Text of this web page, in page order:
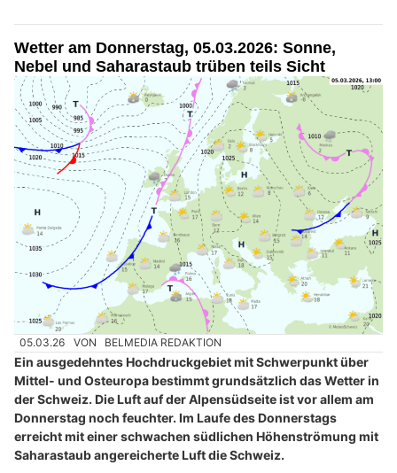
Wetter am Donnerstag, 05.03.2026: Sonne,
Nebel und Saharastaub trüben teils Sicht
05.03.26 VON BELMEDIA REDAKTION
Ein ausgedehntes Hochdruckgebiet mit Schwerpunkt über
Mittel- und Osteuropa bestimmt grundsätzlich das Wetter in
der Schweiz. Die Luft auf der Alpensüdseite ist vor allem am
Donnerstag noch feuchter. Im Laufe des Donnerstags
erreicht mit einer schwachen südlichen Höhenströmung mit
Saharastaub angereicherte Luft die Schweiz.